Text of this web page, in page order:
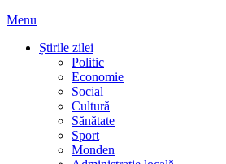
Menu
Știrile zilei
Politic
Economie
Social
Cultură
Sănătate
Sport
Monden